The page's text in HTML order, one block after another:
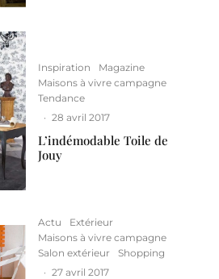
Inspiration
Magazine
Maisons à vivre campagne
Tendance
· 28 avril 2017
L’indémodable Toile de
Jouy
Actu
Extérieur
Maisons à vivre campagne
Salon extérieur
Shopping
· 27 avril 2017